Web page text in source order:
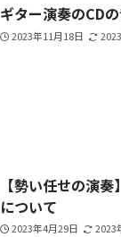
ギター演奏のCD
2023年11月18日
【勢い任せの演
について
2023年4月29日 2023